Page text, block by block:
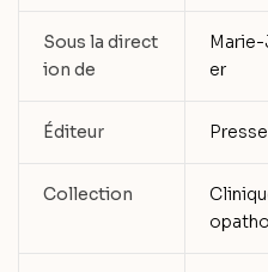
Sous la direct
ion de
er
Éditeur
Collection